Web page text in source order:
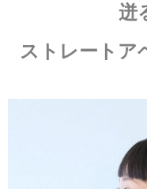
迸
ストレートア